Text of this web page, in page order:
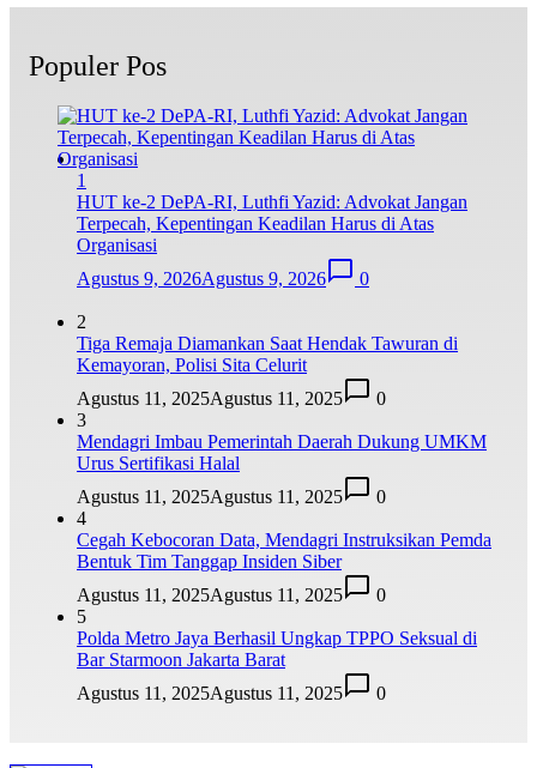
Populer Pos
1
HUT ke-2 DePA-RI, Luthfi Yazid: Advokat Jangan
Terpecah, Kepentingan Keadilan Harus di Atas
Organisasi
Agustus 9, 2026Agustus 9, 2026 0
2
Tiga Remaja Diamankan Saat Hendak Tawuran di
Kemayoran, Polisi Sita Celurit
Agustus 11, 2025Agustus 11, 2025
0
3
Mendagri Imbau Pemerintah Daerah Dukung UMKM
Urus Sertifikasi Halal
Agustus 11, 2025Agustus 11, 2025
0
4
Cegah Kebocoran Data, Mendagri Instruksikan Pemda
Bentuk Tim Tanggap Insiden Siber
Agustus 11, 2025Agustus 11, 2025
0
5
Polda Metro Jaya Berhasil Ungkap TPPO Seksual di
Bar Starmoon Jakarta Barat
Agustus 11, 2025Agustus 11, 2025 0